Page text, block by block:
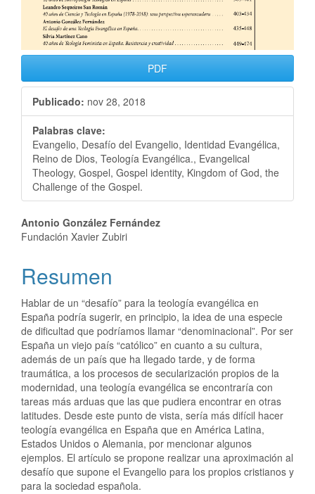
PDF
Publicado: nov 28, 2018
Palabras clave:
Evangelio, Desafío del Evangelio, Identidad Evangélica,
Reino de Dios, Teología Evangélica., Evangelical
Theology, Gospel, Gospel identity, Kingdom of God, the
Challenge of the Gospel.
Antonio González Fernández
Fundación Xavier Zubiri
Resumen
Hablar de un “desafío” para la teología evangélica en
España podría sugerir, en principio, la idea de una especie
de dificultad que podríamos llamar “denominacional”. Por ser
España un viejo país “católico” en cuanto a su cultura,
además de un país que ha llegado tarde, y de forma
traumática, a los procesos de secularización propios de la
modernidad, una teología evangélica se encontraría con
tareas más arduas que las que pudiera encontrar en otras
latitudes. Desde este punto de vista, sería más difícil hacer
teología evangélica en España que en América Latina,
Estados Unidos o Alemania, por mencionar algunos
ejemplos. El artículo se propone realizar una aproximación al
desafío que supone el Evangelio para los propios cristianos y
para la sociedad española.